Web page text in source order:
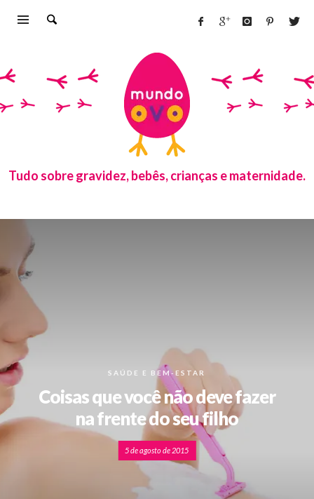
Tudo sobre gravidez, bebês, crianças e maternidade.
SAÚDE E BEM-ESTAR
Coisas que você não deve fazer
na frente do seu filho
5 de agosto de 2015